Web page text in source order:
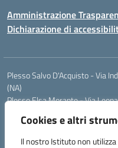
Cookies e altri
Il nostro Istituto non
Amministrazione
Dichiarazione di
Plesso Salvo D'Acquisto - Via
(NA)
Plesso Elsa Morante - Via
Plesso Leone - Via Pascoli -
Tel.:0813177304 - Mail: